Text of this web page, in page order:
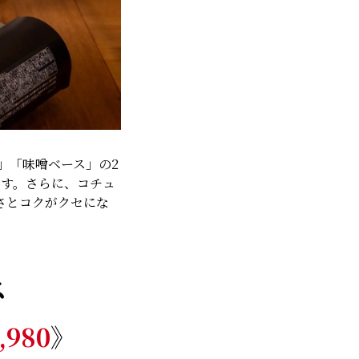
「味噌ベース」の2
。さらに、コチュ
コクがクセにな
》